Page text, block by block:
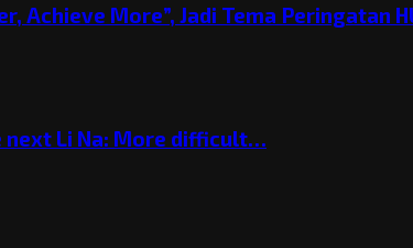
Achieve More”, Jadi Tema Peringatan
next Li Na: More difficult…